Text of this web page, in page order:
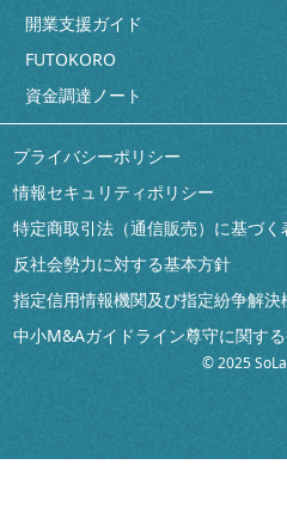
開業支援ガイド
FUTOKORO
資金調達ノート
プライバシーポリシー
情報セキュリティポリシー
特定商取引法（通信販売）に基づく
反社会勢力に対する基本方針
指定信用情報機関及び指定紛争解決
中小M&Aガイドライン尊守に関す
© 2025